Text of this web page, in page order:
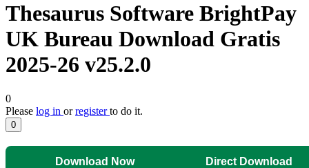
Thesaurus Software BrightPay
UK Bureau Download Gratis
2025-26 v25.2.0
0
Please log in orregisterto do it.
0
Download Now Direct Download